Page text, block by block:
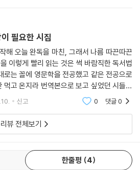
’ 자아의 내면
에서 절정으로.
간들,
가 느낀 모든 떨림을 보여준다.” _ 진은영
이끌고 말 것들을 알면서도 끊임없이 그것
절부터 지속한 글쓰기, 글쓰기로 쟁취할 성
돌이를 몰고 온 사랑을. 삶에서 경험한 모든
창작의 재료로 삼았기에 자신을 꼭 닮은 작
완벽하게 포개어진다.
죽음은 실비아 플라스를 일찍이 공포의 그
필요한 시집
해 오늘 완독을 마친, 그래서 나름 따끈따끈
이렇게 빨리 읽는 것은 썩 바람직한 독서법
로는 꼴에 영문학을 전공했고 같은 전공으로
먹고 온지라 번역본으로 보고 싶었던 시들만
는 편하게 보다 보니 별로 오랜 시간이 걸
신고 0 댓글0
리뷰 전체보기
한줄평 4